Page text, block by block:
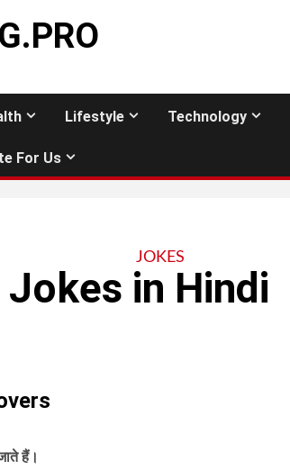
Lifestyle Technology
For Us
JOKES
Jokes in Hindi
हैं।